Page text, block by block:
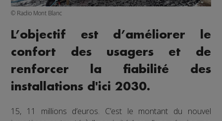
© Radio Mont Blanc
L’objectif est d’améliorer le
confort des usagers et de
renforcer la fiabilité des
installations d'ici 2030.
15, 11 millions d’euros. C’est le montant du nouvel